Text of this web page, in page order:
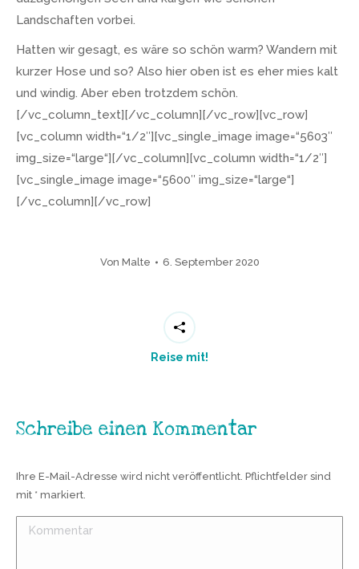
Landschaften vorbei.
Hatten wir gesagt, es wäre so schön warm? Wandern mit
kurzer Hose und so? Also hier oben ist es eher mies kalt
und windig. Aber eben trotzdem schön.
[/vc_column_text][/vc_column][/vc_row][vc_row]
[vc_column width=“1/2″][vc_single_image image=“5603″
img_size=“large“][/vc_column][vc_column width=“1/2″]
[vc_single_image image=“5600″ img_size=“large“]
[/vc_column][/vc_row]
Von Malte 6. September 2020
Reise mit!
Schreibe einen Kommentar
Ihre E-Mail-Adresse wird nicht veröffentlicht. Pflichtfelder sind
mit * markiert.
Kommentar